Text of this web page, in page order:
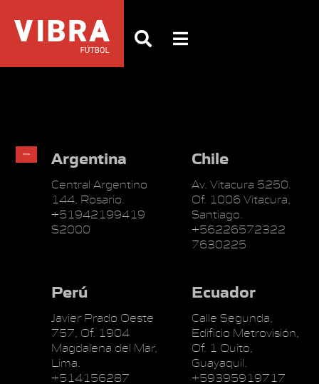
Argentina
Central Argentino
144, Rosario.
+51942199419
S2000
Chile
Av. Vitacura 5250.
Of. 1006 Vitacura,
Santiago.
+56226572322
7630225
Perú
Javier Prado Oeste
757, Of. 1904
Magdalena del Mar,
Lima.
+514156287
Ecuador
Calle Segunda,
Edificio Metrovisión,
Of. 1 Quito,
Guayaquil.
+59395919717